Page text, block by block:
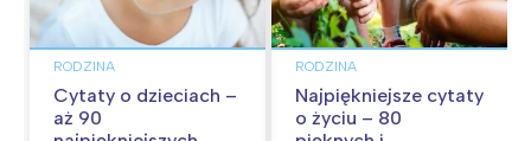
RODZINA
Cytaty o dzieciach –
aż 90
RODZINA
Najpiękniejsze cytaty
o życiu – 80